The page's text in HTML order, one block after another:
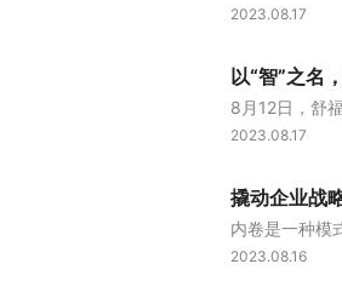
2023.08.17
2023.08.17
2023.08.16